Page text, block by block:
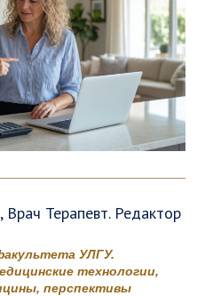
Терапевт. Редактор
УЛГУ.
технологии,
перспективы